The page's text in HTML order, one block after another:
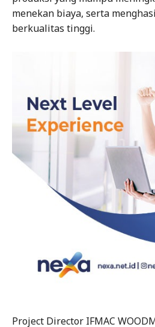
menekan biaya, serta
berkualitas tinggi.
Project Director IFMAC